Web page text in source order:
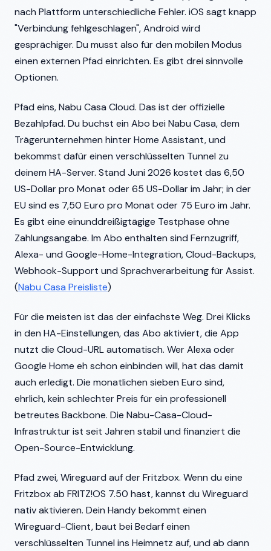
nach Plattform unterschiedliche Fehler. iOS sagt knapp
"Verbindung fehlgeschlagen", Android wird
gesprächiger. Du musst also für den mobilen Modus
einen externen Pfad einrichten. Es gibt drei sinnvolle
Optionen.
Pfad eins, Nabu Casa Cloud. Das ist der offizielle
Bezahlpfad. Du buchst ein Abo bei Nabu Casa, dem
Trägerunternehmen hinter Home Assistant, und
bekommst dafür einen verschlüsselten Tunnel zu
deinem HA-Server. Stand Juni 2026 kostet das 6,50
US-Dollar pro Monat oder 65 US-Dollar im Jahr; in der
EU sind es 7,50 Euro pro Monat oder 75 Euro im Jahr.
Es gibt eine einunddreißigtägige Testphase ohne
Zahlungsangabe. Im Abo enthalten sind Fernzugriff,
Alexa- und Google-Home-Integration, Cloud-Backups,
Webhook-Support und Sprachverarbeitung für Assist.
(Nabu Casa Preisliste)
Für die meisten ist das der einfachste Weg. Drei Klicks
in den HA-Einstellungen, das Abo aktiviert, die App
nutzt die Cloud-URL automatisch. Wer Alexa oder
Google Home eh schon einbinden will, hat das damit
auch erledigt. Die monatlichen sieben Euro sind,
ehrlich, kein schlechter Preis für ein professionell
betreutes Backbone. Die Nabu-Casa-Cloud-
Infrastruktur ist seit Jahren stabil und finanziert die
Open-Source-Entwicklung.
Pfad zwei, Wireguard auf der Fritzbox. Wenn du eine
Fritzbox ab FRITZ!OS 7.50 hast, kannst du Wireguard
nativ aktivieren. Dein Handy bekommt einen
Wireguard-Client, baut bei Bedarf einen
verschlüsselten Tunnel ins Heimnetz auf, und ab dann